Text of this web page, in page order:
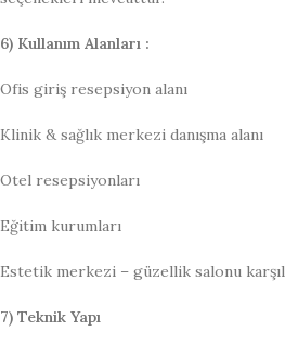
6) Kullanım Alanları :
Ofis giriş resepsiyon alanı
Klinik & sağlık merkezi danışma alanı
Otel resepsiyonları
Eğitim kurumları
Estetik merkezi – güzellik salonu
7) Teknik Yapı